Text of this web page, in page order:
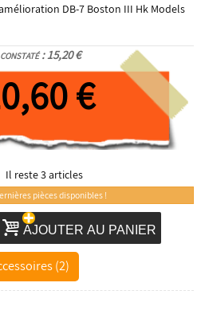
DB-7 Boston III Hk Models
: 15,20 €
€
Il reste3articles
pièces disponibles !
AJOUTER AU PANIER
(2)